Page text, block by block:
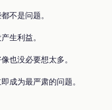
不是问题。
生利益。
也没必要想太多。
成为最严肃的问题。